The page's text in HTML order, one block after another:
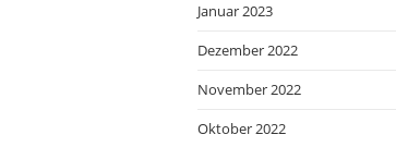
Januar 2023
Dezember 2022
November 2022
Oktober 2022